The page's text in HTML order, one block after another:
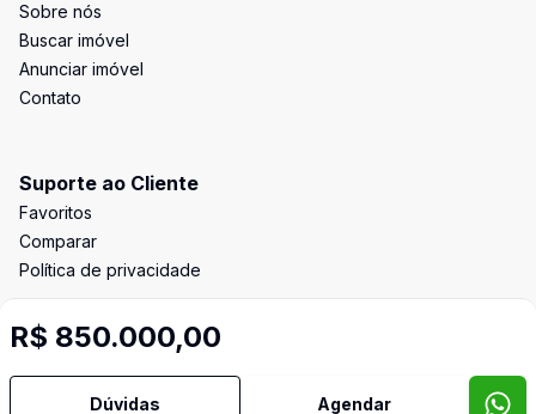
R$ 850.000,00
Dúvidas Agendar
Sobre nós
Buscar imóvel
Anunciar imóvel
Contato
Suporte ao Cliente
Favoritos
Comparar
Política de privacidade
Selo de Tecnologia Loft